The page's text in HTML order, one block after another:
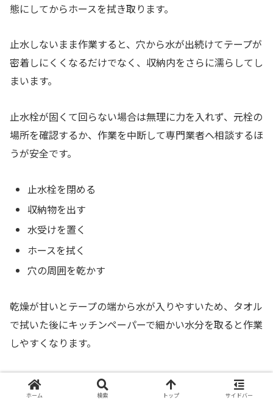
態にしてからホースを拭き取ります。
止水しないまま作業すると、穴から水が出続けてテープが
密着しにくくなるだけでなく、収納内をさらに濡らしてし
まいます。
止水栓が固くて回らない場合は無理に力を入れず、元栓の
場所を確認するか、作業を中断して専門業者へ相談するほ
うが安全です。
止水栓を閉める
収納物を出す
水受けを置く
ホースを拭く
穴の周囲を乾かす
乾燥が甘いとテープの端から水が入りやすいため、タオル
で拭いた後にキッチンペーパーで細かい水分を取ると作業
しやすくなります。
穴の前後まで広く巻く
ホーム 検索 トップ サイドバー